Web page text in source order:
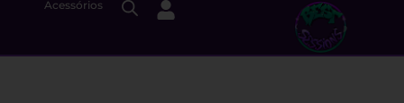
Acessórios